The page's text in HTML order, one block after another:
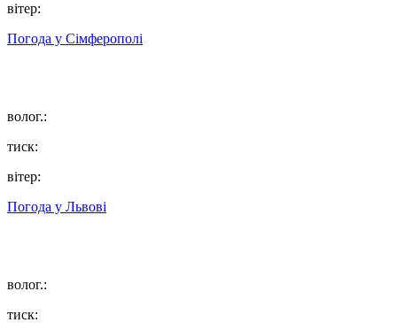
вітер:
Погода у Сімферополі
волог.:
тиск:
вітер:
Погода у Львові
волог.:
тиск: